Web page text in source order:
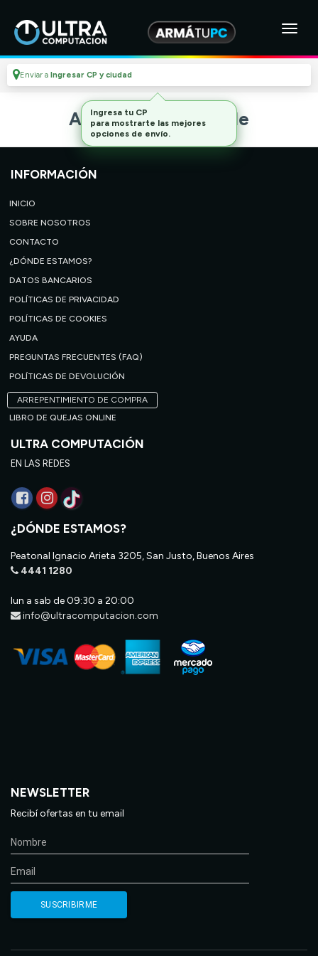
Enviar a Ingresar CP y ciudad
Artículo no disponible
INFORMACIÓN
INICIO
SOBRE NOSOTROS
CONTACTO
¿DÓNDE ESTAMOS?
DATOS BANCARIOS
POLÍTICAS DE PRIVACIDAD
POLÍTICAS DE COOKIES
AYUDA
PREGUNTAS FRECUENTES (FAQ)
POLÍTICAS DE DEVOLUCIÓN
ARREPENTIMIENTO DE COMPRA
LIBRO DE QUEJAS ONLINE
ULTRA COMPUTACIÓN
EN LAS REDES
¿DÓNDE ESTAMOS?
Peatonal Ignacio Arieta 3205, San Justo, Buenos Aires
4441 1280
lun a sab de 09:30 a 20:00
info@ultracomputacion.com
NEWSLETTER
Recibí ofertas en tu email
Ingresa tu CP
para mostrarte las mejores
opciones de envío.